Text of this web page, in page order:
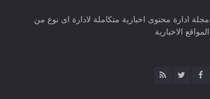
مجلة ادارة محتوى اخبارية متكاملة لادارة اى نوع من
المواقع الاخبارية